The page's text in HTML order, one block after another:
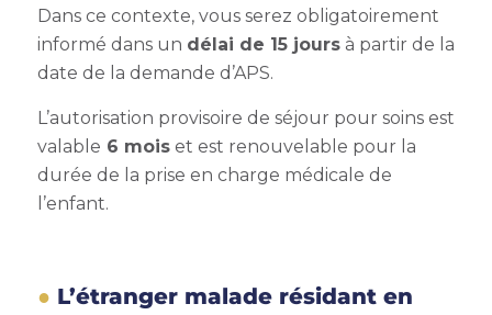
Dans ce contexte, vous serez obligatoirement
informé dans un délai de 15 joursà partir de la
date de la demande d’APS.
L’autorisation provisoire de séjour pour soins est
valable 6 moiset est renouvelable pour la
durée de la prise en charge médicale de
l’enfant.
L’étranger malade résidant en